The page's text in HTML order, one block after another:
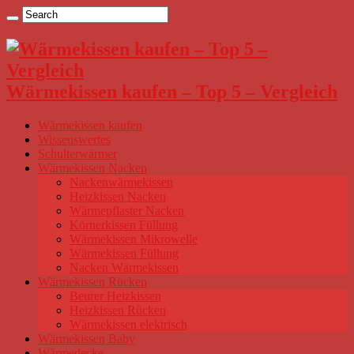
Wärmekissen kaufen – Top 5 – Vergleich
Wärmekissen kaufen
Wissenswertes
Schulterwärmer
Wärmekissen Nacken
Nackenwärmekissen
Heizkissen Nacken
Wärmepflaster Nacken
Körnerkissen Füllung
Wärmekissen Mikrowelle
Wärmekissen Füllung
Nacken Wärmekissen
Wärmekissen Rücken
Beurer Heizkissen
Heizkissen Rücken
Wärmekissen elektrisch
Wärmekissen Baby